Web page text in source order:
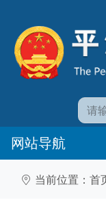
网站导航
当前位置： 首